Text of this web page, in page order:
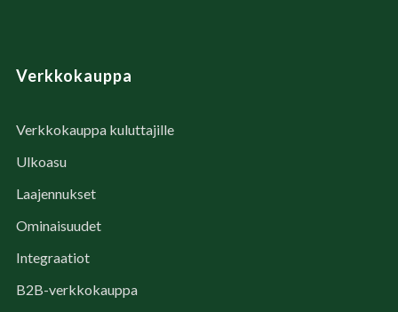
Verkkokauppa
Verkkokauppa kuluttajille
Ulkoasu
Laajennukset
Ominaisuudet
Integraatiot
B2B-verkkokauppa